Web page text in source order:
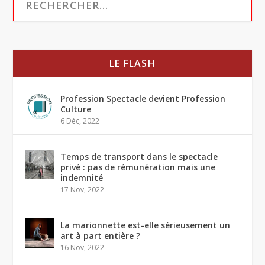
LE FLASH
Profession Spectacle devient Profession
Culture
6 Déc, 2022
Temps de transport dans le spectacle
privé : pas de rémunération mais une
indemnité
17 Nov, 2022
La marionnette est-elle sérieusement un
art à part entière ?
16 Nov, 2022